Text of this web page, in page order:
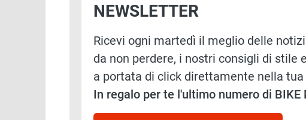
NEWSLETTER
Ricevi ogni martedì il meglio delle
da non perdere, i nostri consigli di
a portata di click direttamente nella
In regalo per te l'ultimo numero di BIKE